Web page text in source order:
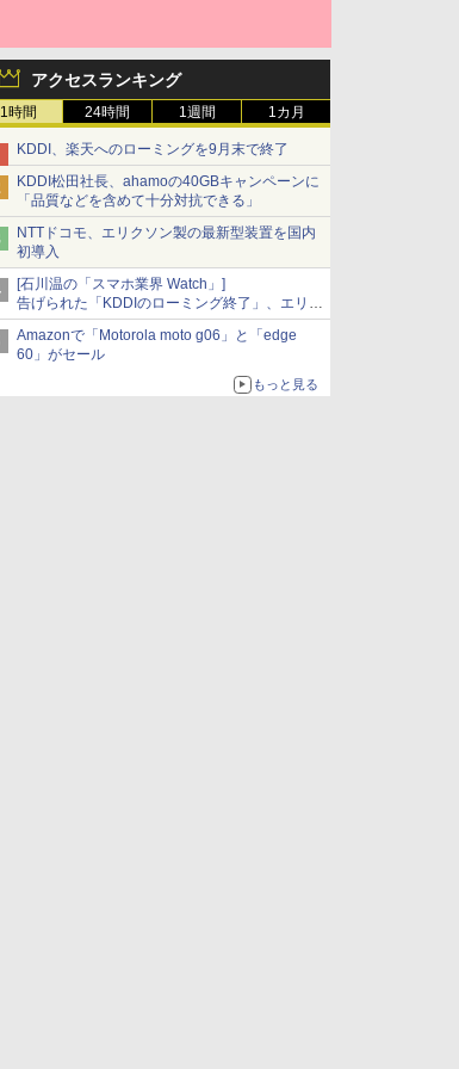
アクセスランキング
1時間 24時間 1週間 1カ月
KDDI、楽天へのローミングを9月末で終了
KDDI松田社長、ahamoの40GBキャンペーンに
「品質などを含めて十分対抗できる」
NTTドコモ、エリクソン製の最新型装置を国内
初導入
[石川温の「スマホ業界 Watch」]
告げられた「KDDIのローミング終了」、エリア
マップの落とし穴と楽天モバイルの課題
Amazonで「Motorola moto g06」と「edge
60」がセール
もっと見る